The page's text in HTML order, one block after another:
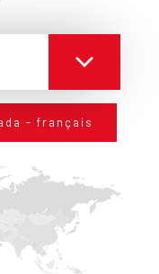
pour rester au
en
Traitement
- français